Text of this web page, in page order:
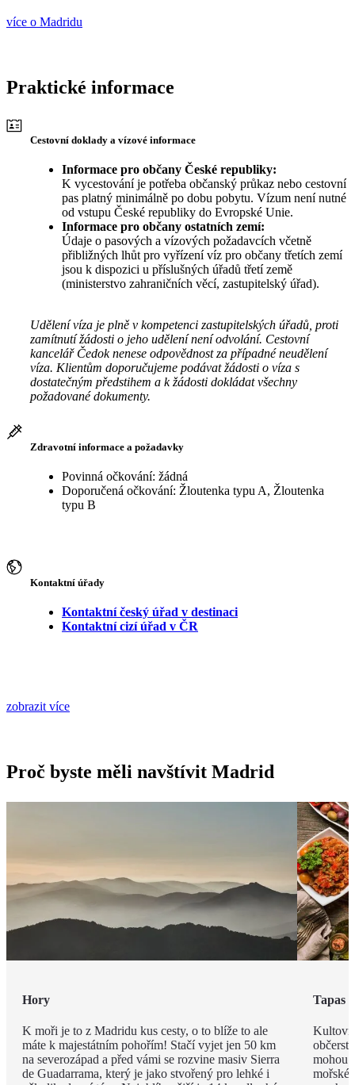
více o Madridu
Praktické informace
Cestovní doklady a vízové informace
Informace pro občany České republiky:
K vycestování je potřeba občanský průkaz nebo cestovní
pas platný minimálně po dobu pobytu. Vízum není nutné
od vstupu České republiky do Evropské Unie.
Informace pro občany ostatních zemí:
Údaje o pasových a vízových požadavcích včetně
přibližných lhůt pro vyřízení víz pro občany třetích zemí
jsou k dispozici u příslušných úřadů třetí země
(ministerstvo zahraničních věcí, zastupitelský úřad).
Udělení víza je plně v kompetenci zastupitelských úřadů, proti
zamítnutí žádosti o jeho udělení není odvolání. Cestovní
kancelář Čedok nenese odpovědnost za případné neudělení
víza. Klientům doporučujeme podávat žádosti o víza s
dostatečným předstihem a k žádosti dokládat všechny
požadované dokumenty.
Zdravotní informace a požadavky
Povinná očkování: žádná
Doporučená očkování: Žloutenka typu A, Žloutenka
typu B
Kontaktní úřady
Kontaktní český úřad v destinaci
Kontaktní cizí úřad v ČR
zobrazit více
Proč byste měli navštívit Madrid
Hory
K moři je to z Madridu kus cesty, o to blíže to ale
máte k majestátním pohořím! Stačí vyjet jen 50 km
na severozápad a před vámi se rozvine masiv Sierra
de Guadarrama, který je jako stvořený pro lehké i
Tapas
mohou
mořské